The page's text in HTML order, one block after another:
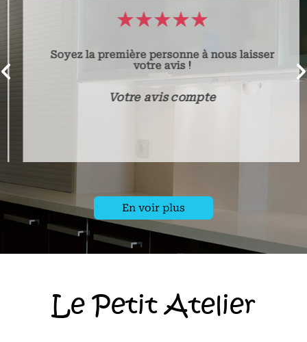
Soyez la première personne à nous laisser
votre avis !
Votre avis compte
En voir plus
Le Petit Atelier